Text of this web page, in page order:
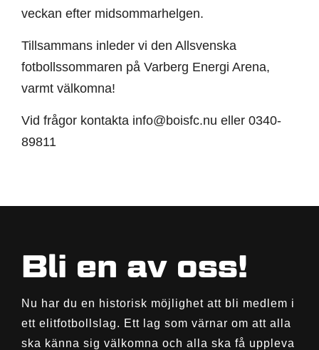
veckan efter midsommarhelgen.
Tillsammans inleder vi den Allsvenska
fotbollssommaren på Varberg Energi Arena,
varmt välkomna!
Vid frågor kontakta info@boisfc.nu eller 0340-
89811
Bli en av oss!
Nu har du en historisk möjlighet att bli medlem i
ett elitfotbollslag. Ett lag som värnar om att alla
ska känna sig välkomna och alla ska få uppleva